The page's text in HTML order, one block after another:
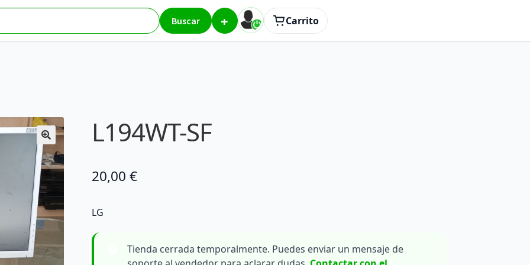
Buscar + Carrito
L194WT-SF
20,00 €
LG
Tienda cerrada temporalmente. Puedes enviar un mensaje de